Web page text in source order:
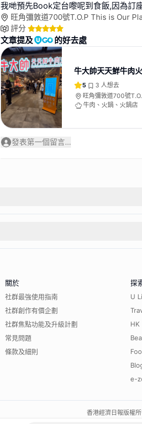
我哋預先Book定台嚟呢到食飯,因為訂
旺角彌敦道700號T.O.P This is Our
評分
文章提及 的好去處
牛大帥天天鮮牛肉
5 3 人想去
旺角彌敦道700號
號舖
牛肉、火鍋、火鍋店
發表第一個留言...
關於
社群最強使用指南
社群創作有價企劃
社群焦點功能及升級計劃
常見問題
條款及細則
探
U
HK
e-
香港經濟日報版權